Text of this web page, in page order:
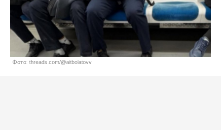
Фото: threads.com/@aitbolatovv